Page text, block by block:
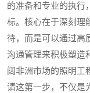
的准备和专业的执行
标。核心在于深刻
待，而是可以通过高
沟通管理来积极塑造
阔非洲市场的照明工
请这第一步，不仅是